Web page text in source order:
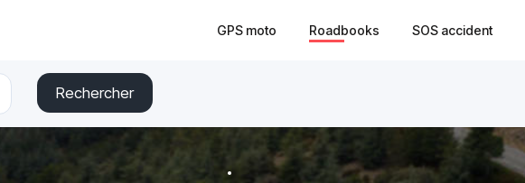
GPS moto Roadbooks SOS accident
Rechercher